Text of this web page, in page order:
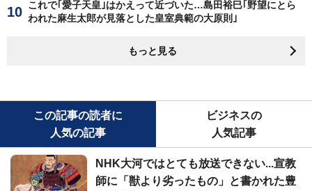
これで｢愛子天皇｣はかえって近づいた…島田裕巳｢野望にとら
われた麻生太郎が見落とした皇室典範の大原則｣
もっと見る
この記事の読者に
人気の記事
ビジネスの
人気記事
NHK大河ではとても放送できない...宣教
師に「獣より劣ったもの」と書かれた豊